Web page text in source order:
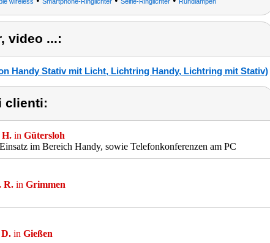
video ...:
Handy Stativ mit Licht, Lichtring Handy, Lichtring mit Stativ)
clienti:
H. in Gütersloh
im Bereich Handy, sowie Telefonkonferenzen am PC
R. in Grimmen
in Gießen